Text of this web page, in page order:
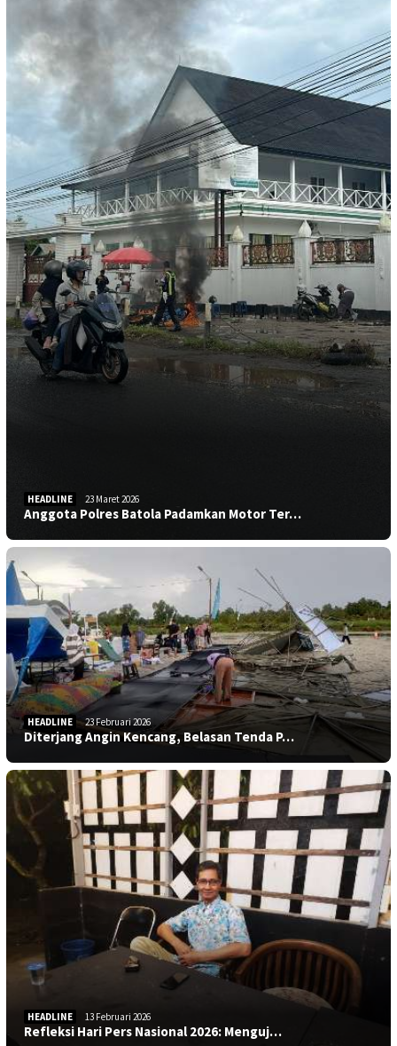
HEADLINE 23 Maret 2026
Anggota Polres Batola Padamkan Motor Ter…
HEADLINE 23 Februari 2026
Diterjang Angin Kencang, Belasan Tenda P…
HEADLINE 13 Februari 2026
Refleksi Hari Pers Nasional 2026: Menguj…